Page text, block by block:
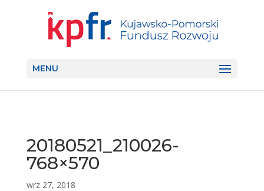
MENU
20180521_210026-
768×570
wrz 27, 2018